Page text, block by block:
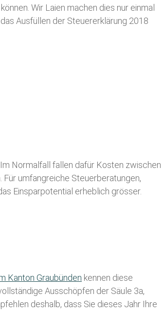
können. Wir Laien machen dies nur einmal
Ausfüllen der Steuererklärung 2018
Normalfall fallen dafür Kosten zwischen
umfangreiche Steuerberatungen,
Einsparpotential erheblich grösser.
K anton Graubünden kennen diese
Ausschöpfen der Säule 3a,
deshalb, dass Sie dieses Jahr Ihre